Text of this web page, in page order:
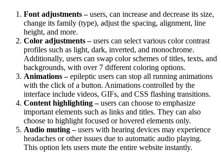
Font adjustments –users, can increase and decrease its size,
change its family (type), adjust the spacing, alignment, line
height, and more.
Color adjustments –users can select various color contrast
profiles such as light, dark, inverted, and monochrome.
Additionally, users can swap color schemes of titles, texts, and
backgrounds, with over 7 different coloring options.
Animations –epileptic users can stop all running animations
with the click of a button. Animations controlled by the
interface include videos, GIFs, and CSS flashing transitions.
Content highlighting –users can choose to emphasize
important elements such as links and titles. They can also
choose to highlight focused or hovered elements only.
Audio muting –users with hearing devices may experience
headaches or other issues due to automatic audio playing.
This option lets users mute the entire website instantly.